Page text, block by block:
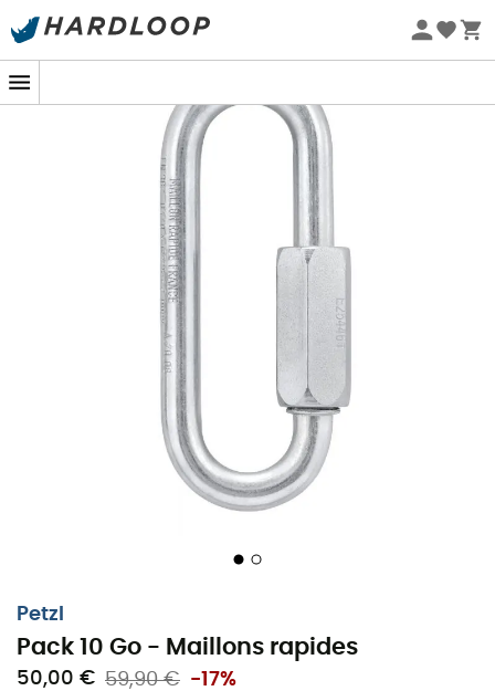
Promos d'été 🔥 -5 % EXTRA dès 2 produits* code Summer5
Eco-conçu
Petzl
Pack 10 Go - Maillons rapides
50,00 € 59,90 € -17%
LePack 10 GodePetzlest conçu pour les passionnés
d'escalade et de sports de plein air qui recherchent une
et durable maillon rapide
mm, nommé GO, se distingue par sa
idéale pour connecter en toute sécurité une sangle de
dégaine à un amarrage. Sa conception est pensée pour
utilisation permanente
, vous offrant tranquillité
d'esprit lors de vos ascensions.
Fabriqué en acier zingué, le GO de Petzl promet une
robustesse à toute épreuve
, garantissant une
résistance optimale même dans des conditions
extrêmes. Sa polyvalence le rend également parfait
laissé à un relais
, facilitant ainsi l'installation
de rappels en toute simplicité. Que vous soyez débutant
ou expert, ce maillon rapide saura se rendre
Permet de connecter de manière permanente une
laissé à un relais pour installer un rappel.